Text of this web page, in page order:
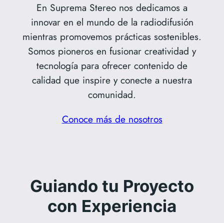
En Suprema Stereo nos dedicamos a
innovar en el mundo de la radiodifusión
mientras promovemos prácticas sostenibles.
Somos pioneros en fusionar creatividad y
tecnología para ofrecer contenido de
calidad que inspire y conecte a nuestra
comunidad.
Conoce más de nosotros
Guiando tu Proyecto
con Experiencia